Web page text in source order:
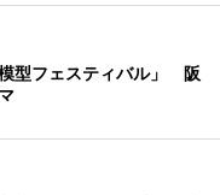
型フェスティバル」 阪